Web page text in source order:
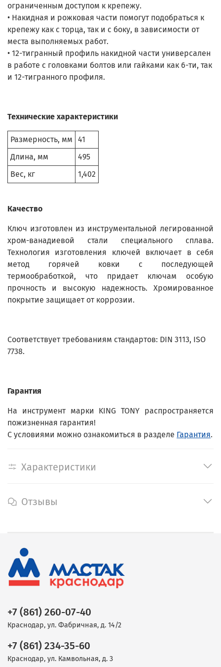
ограниченным доступом к крепежу.
• Накидная и рожковая части помогут подобраться к
крепежу как с торца, так и с боку, в зависимости от
места выполняемых работ.
• 12-тигранный профиль накидной части универсален
в работе с головками болтов или гайками как 6-ти, так
и 12-тигранного профиля.
Технические характеристики
Размерность, мм
41
Длина, мм
495
Вес, кг
1,402
Качество
Ключ изготовлен из инструментальной легированной
хром-ванадиевой стали специального сплава.
Технология изготовления ключей включает в себя
метод горячей ковки с последующей
термообработкой, что придает ключам особую
прочность и высокую надежность. Хромированное
покрытие защищает от коррозии.
Соответствует требованиям стандартов: DIN 3113, ISO
7738.
Гарантия
На инструмент марки KING TONY распространяется
пожизненная гарантия!
С условиями можно ознакомиться в разделе Гарантия.
Характеристики
Отзывы
+7 (861) 260-07-40
Краснодар, ул. Фабричная, д. 14/2
+7 (861) 234-35-60
Краснодар, ул. Камвольная, д. 3